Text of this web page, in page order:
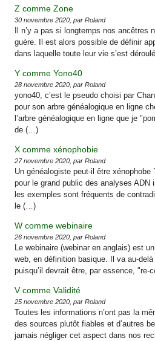
Z comme Zone
30 novembre 2020, par Roland
Il n’y a pas si longtemps nos ancêtres
guère. Il est alors possible de définir
dans laquelle toute leur vie s’est
Y comme Yono40
28 novembre 2020, par Roland
yono40, c’est le pseudo choisi par
pour son arbre généalogique en ligne
l’arbre généalogique en ligne que je
de (…)
X comme xénophobie
27 novembre 2020, par Roland
Un généalogiste peut-il être xénophobe
pour le grand public des analyses ADN
les exemples sont fréquents de
le (…)
W comme webinaire
26 novembre 2020, par Roland
Le webinaire (webinar en anglais) est
web, en définition basique. Il va au-
puisqu’il devrait être, par essence,
V comme Validité
25 novembre 2020, par Roland
Toutes les informations n’ont pas la
des sources plutôt fiables et d’autres
jamais négliger cet aspect dans nos